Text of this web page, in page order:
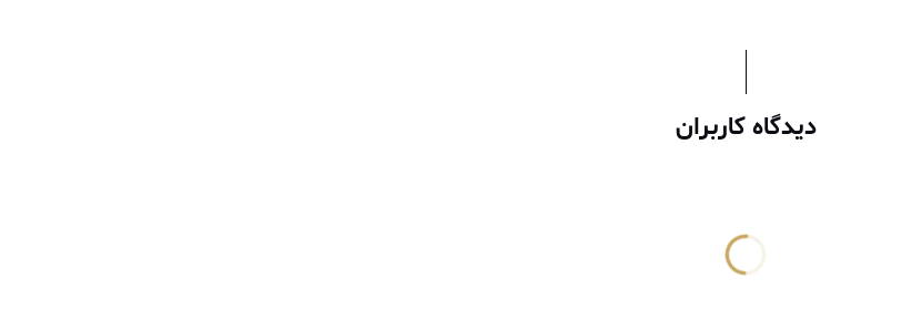
دیدگاه کاربران